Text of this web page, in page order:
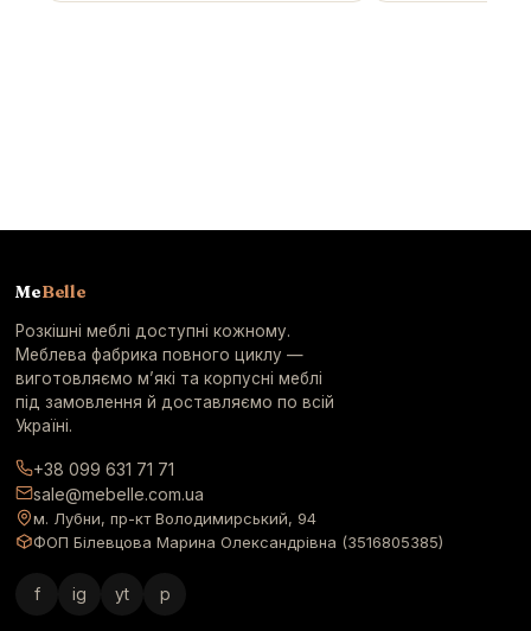
MeBelle
Розкішні меблі доступні кожному.
Меблева фабрика повного циклу —
виготовляємо м’які та корпусні меблі
під замовлення й доставляємо по всій
Україні.
+38 099 631 71 71
sale@mebelle.com.ua
м. Лубни, пр-кт Володимирський, 94
ФОП Білевцова Марина Олександрівна (3516805385)
f ig yt p